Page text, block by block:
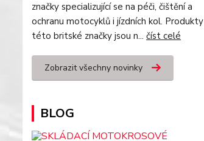
značky specializující se na péči, čištění a
ochranu motocyklů i jízdních kol. Produkty
této britské značky jsou n... číst celé
Zobrazit všechny novinky
BLOG